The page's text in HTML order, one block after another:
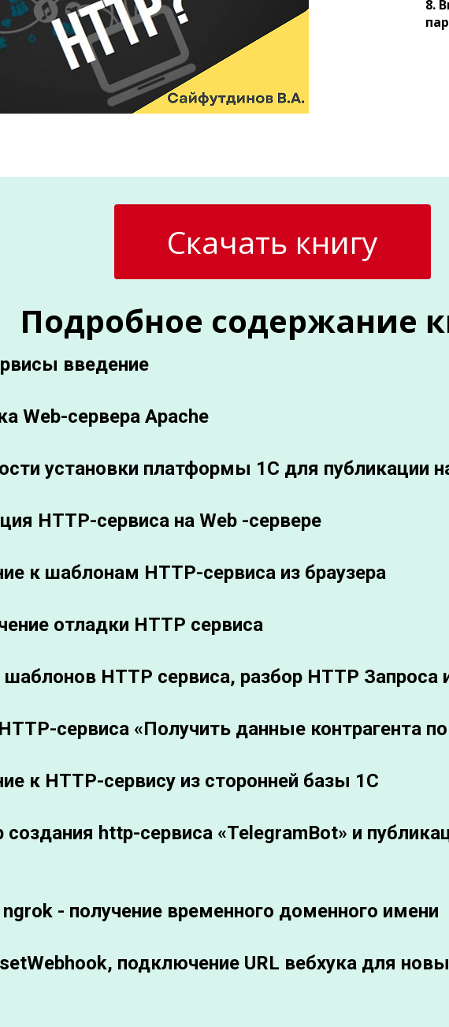
8.
Скачать книгу
Подробное содержание
введение
Web-сервера Apache
установки платформы 1С для публикации
HTTP-сервиса на Web -сервере
к шаблонам HTTP-сервиса из браузера
отладки HTTP сервиса
HTTP сервиса, разбор HTTP Запроса
сервиса «Получить данные контрагента
к HTTP-сервису из сторонней базы 1С
http-сервиса «TelegramBot» и
- получение временного доменного имени
подключение URL вебхука для